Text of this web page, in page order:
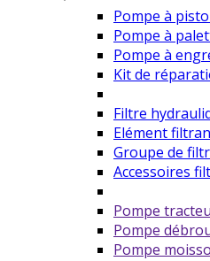
Pompe à
Pompe à
Pompe à
Kit de
Filtre
Elément
Groupe de
Accessoires
Pompe
Pompe
Pompe